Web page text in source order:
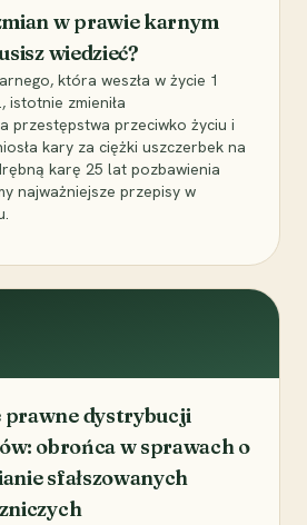
w prawie karnym
wiedzieć?
która weszła w życie 1
istotnie zmieniła
przestępstwa przeciwko życiu i
kary za ciężki uszczerbek na
karę 25 lat pozbawienia
najważniejsze przepisy w
prawne dystrybucji
obrońca w sprawach o
sfałszowanych